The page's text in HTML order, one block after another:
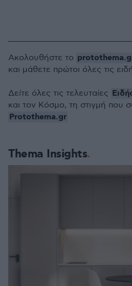
Thema Insights
Ακολουθήστε το
και μάθετε πρώτοι όλες τις
Δείτε όλες τις τελευταίες
και τον Κόσμο, τη στιγμή που
Protothema.gr